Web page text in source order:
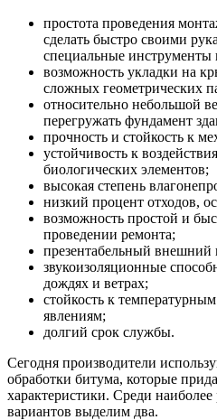
простота проведения
сделать быстро своими
специальные инструменты
возможность укладки на
сложных геометрических
относительно небольшой
перегружать фундамент
прочность и стойкость к
устойчивость к
биологических элементов;
высокая степень
низкий процент отходов,
возможность простой и
проведении ремонта;
презентабельный внешний
звукоизоляционные
дождях и ветрах;
стойкость к
явлениям;
долгий срок службы.
Сегодня производители
обработки битума, которые
характеристики. Среди
вариантов выделим два.